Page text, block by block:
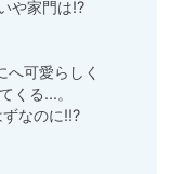
や家門は!?
可愛らしく
くる...。
なのに!!?